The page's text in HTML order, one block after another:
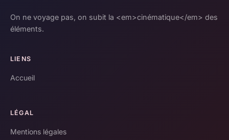
On ne voyage pas, on subit la <em>cinématique</em> des
éléments.
LIENS
Accueil
LÉGAL
Mentions légales